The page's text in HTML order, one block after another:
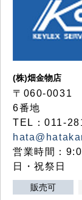
(株)畑金物店
〒060-0031
6番地
TEL：011-
営業時間：
日・祝祭日
販売可